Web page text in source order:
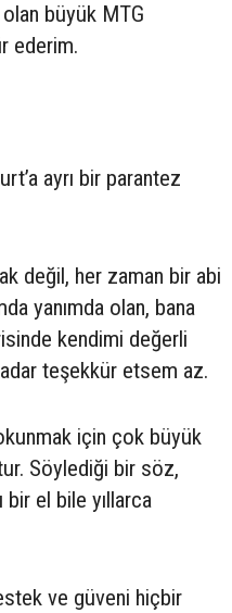
büyük MTG
ederim.
ayrı bir parantez
değil, her zaman bir abi
yanımda olan, bana
kendimi değerli
teşekkür etsem az.
için çok büyük
Söylediği bir söz,
bir el bile yıllarca
ve güveni hiçbir